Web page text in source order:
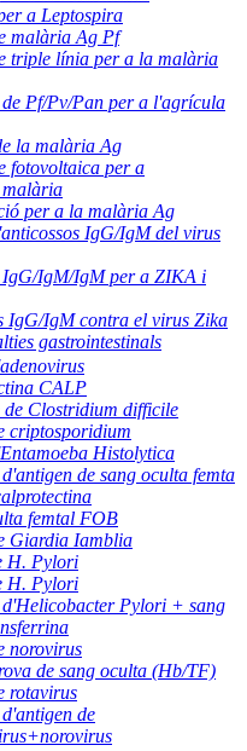
a Leptospira
malària Ag Pf
triple línia per a la malària
Pf/Pv/Pan per a l'agrícula
la malària Ag
fotovoltaica per a
per a la malària Ag
IgG/IgM del virus
IgG/IgM/IgM per a ZIKA i
IgG/IgM contra el virus Zika
gastrointestinals
CALP
de Clostridium difficile
criptosporidium
Histolytica
de sang oculta femta
femtal FOB
Giardia Iamblia
H. Pylori
H. Pylori
Pylori + sang
norovirus
de sang oculta (Hb/TF)
rotavirus
de